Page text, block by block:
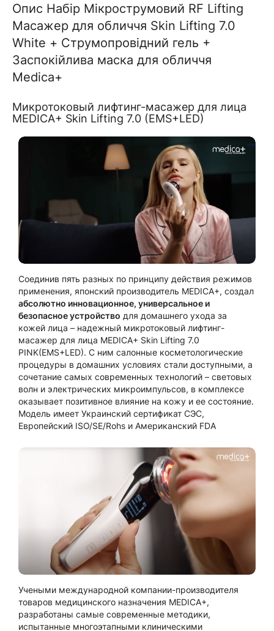
Опис Набір Мікрострумовий RF Lifting
Масажер для обличчя Skin Lifting 7.0
White + Струмопровідний гель +
Заспокійлива маска для обличчя
Medica+
Микротоковый лифтинг-масажер для лица
MEDICA+ Skin Lifting 7.0 (EMS+LED)
Соединив пять разных по принципу действия режимов
применения, японский производитель MEDICA+, создал
абсолютно инновационное, универсальное и
безопасное устройство для домашнего ухода за
кожей лица – надежный микротоковый лифтинг-
масажер для лица MEDICA+ Skin Lifting 7.0
PINK(EMS+LED). С ним салонные косметологические
процедуры в домашних условиях стали доступными, а
сочетание самых современных технологий – световых
волн и электрических микроимпульсов, в комплексе
оказывает позитивное влияние на кожу и ее состояние.
Модель имеет Украинский сертификат СЭС,
Европейский ISO/SE/Rohs и Американский FDA
Учеными международной компании-производителя
товаров медицинского назначения MEDICA+,
разработаны самые современные методики,
испытанные многоэтапными клиническими